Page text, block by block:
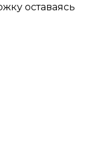
оставаясь